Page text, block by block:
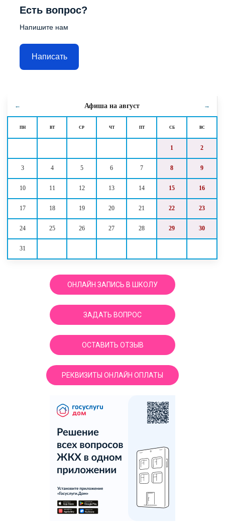
Есть вопрос?
Напишите нам
Написать
← Афиша на август →
ПН ВТ СР ЧТ ПТ СБ ВС
1 2
3 4 5 6 7 8 9
10 11 12 13 14 15 16
17 18 19 20 21 22 23
24 25 26 27 28 29 30
31
ОНЛАЙН ЗАПИСЬ В ШКОЛУ
ЗАДАТЬ ВОПРОС
ОСТАВИТЬ ОТЗЫВ
РЕКВИЗИТЫ ОНЛАЙН ОПЛАТЫ